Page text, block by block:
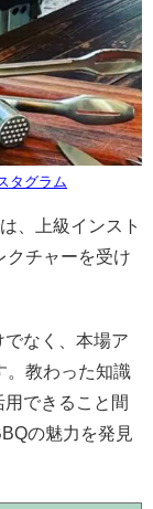
タグラム
、上級インスト
クチャーを受け
なく、本場ア
。教わった知識
できること間
の魅力を発見